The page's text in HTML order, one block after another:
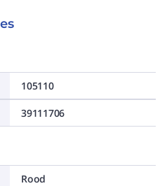
105110
39111706
Rood